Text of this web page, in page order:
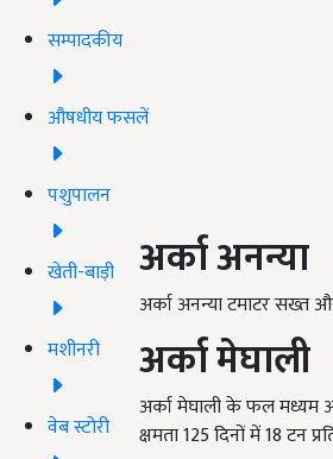
सम्पादकीय
औषधीय फसलें
पशुपालन
खेती-बाड़ी
मशीनरी
वेब स्टोरी
अर्का अनन्या
अर्का अनन्या टमाटरसख्त
अर्का मेघाली
अर्का मेघालीके फल मध्यम
क्षमता125दिनों में18टन